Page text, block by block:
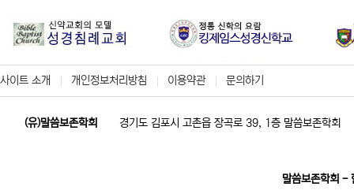
사이트 소개 개인정보처리방침 이용약관 문의하기
(유)말씀보존학회 경기도 김포시 고촌읍 장곡로 39, 1층 말씀보존학회
말씀보존학회 -